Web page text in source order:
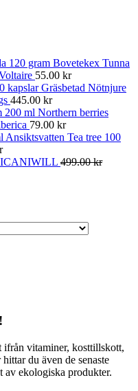
Bovetekex Tunna
55.00 kr
Gräsbetad Nötnjure
445.00 kr
Northern berries
79.00 kr
Ansiktsvatten Tea tree 100
ICANIWILL 499.00kr
vitaminer, kosttillskott,
du även de senaste
av ekologiska produkter.